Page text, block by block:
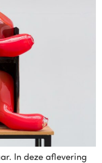
In deze aflevering